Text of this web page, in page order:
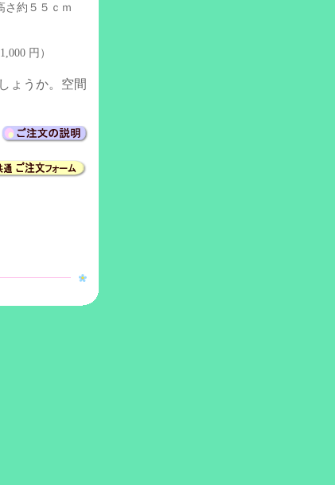
さ約５５ｃｍ
円）
ょうか。空間